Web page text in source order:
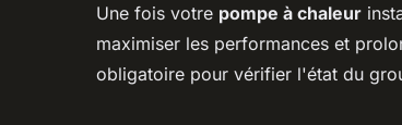
Une fois votre pompe à chaleur
maximiser les performances et
obligatoire pour vérifier l'état du